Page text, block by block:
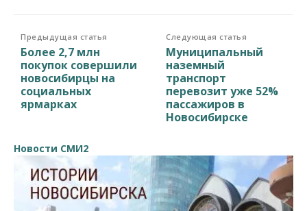
Предыдущая статья
Более 2,7 млн
покупок совершили
новосибирцы на
социальных
ярмарках
Следующая статья
Муниципальный
наземный
транспорт
перевозит уже 52%
пассажиров в
Новосибирске
Новости СМИ2